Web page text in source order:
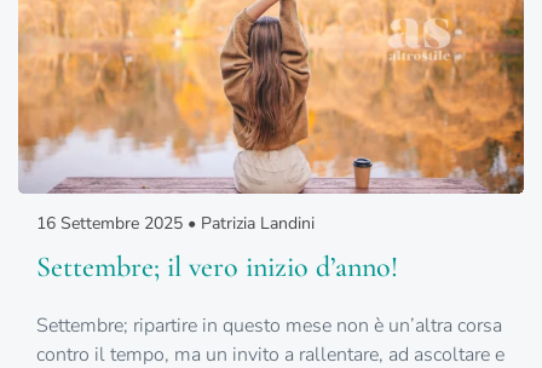
16 Settembre 2025 • Patrizia Landini
Settembre; il vero inizio d’anno!
Settembre; ripartire in questo mese non è un’altra corsa
contro il tempo, ma un invito a rallentare, ad ascoltare e